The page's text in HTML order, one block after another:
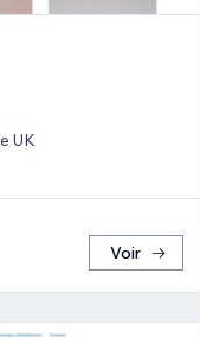
UK
Voir